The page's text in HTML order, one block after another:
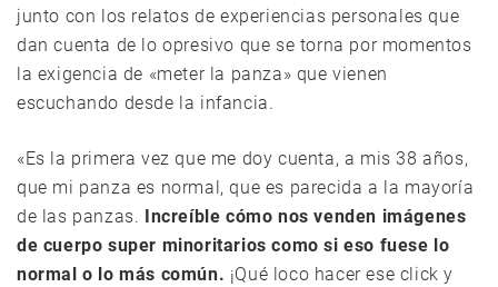
junto con los relatos de experiencias personales que
dan cuenta de lo opresivo que se torna por momentos
la exigencia de «meter la panza» que vienen
escuchando desde la infancia.
«Es la primera vez que me doy cuenta, a mis 38 años,
que mi panza es normal, que es parecida a la mayoría
de las panzas.
Increíble cómo nos venden imágenes
de cuerpo super minoritarios como si eso fuese lo
normal o lo más común. ¡Qué loco hacer ese click y